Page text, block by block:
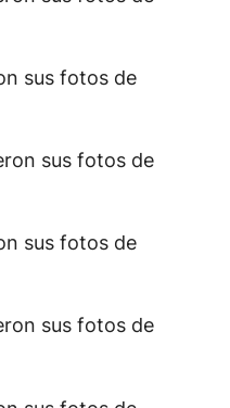
sus fotos de
sus fotos de